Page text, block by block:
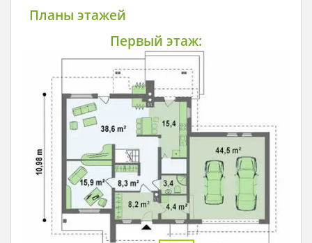
Планы этажей
Первый этаж: